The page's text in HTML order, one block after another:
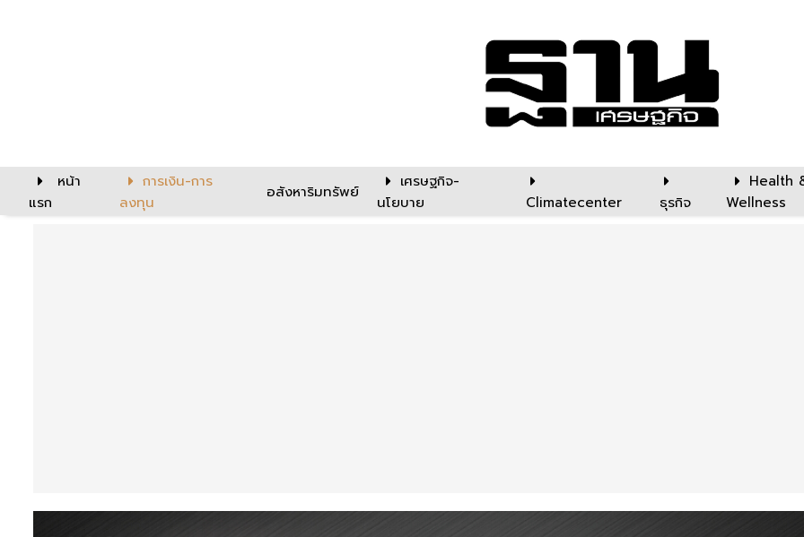
หน้า
แรก
การเงิน-การ
ลงทุน
อสังหาริมทรัพย์
เศรษฐกิจ-
นโยบาย
Climatecenter ธุรกิจ
Health
Wellness